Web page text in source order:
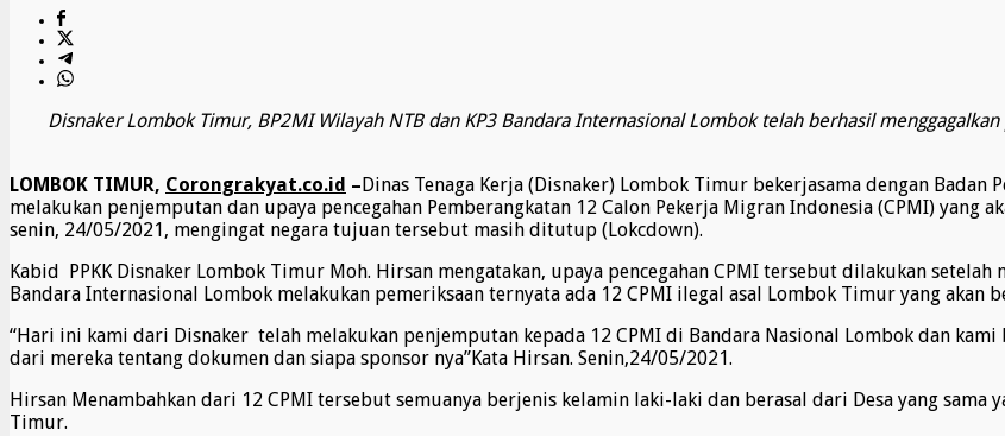
Disnaker Lombok Timur, BP2MI Wilayah NTB dan KP3 Bandara Internasional Lombok telah berhasil
LOMBOK TIMUR, Corongrakyat.co.id –Dinas Tenaga Kerja (Disnaker) Lombok Timur bekerjasama dengan
melakukan penjemputan dan upaya pencegahan Pemberangkatan 12 Calon Pekerja Migran Indonesia (CPMI) yang
senin, 24/05/2021, mengingat negara tujuan tersebut masih ditutup (Lokcdown).
Kabid PPKK Disnaker Lombok Timur Moh. Hirsan mengatakan, upaya pencegahan CPMI tersebut dilakukan
Bandara Internasional Lombok melakukan pemeriksaan ternyata ada 12 CPMI ilegal asal Lombok Timur yang akan
“Hari ini kami dari Disnaker telah melakukan penjemputan kepada 12 CPMI di Bandara Nasional Lombok dan
dari mereka tentang dokumen dan siapa sponsor nya”Kata Hirsan. Senin,24/05/2021.
Hirsan Menambahkan dari 12 CPMI tersebut semuanya berjenis kelamin laki-laki dan berasal dari Desa yang sama
Timur.